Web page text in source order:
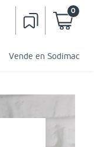
0
Vende en Sodimac